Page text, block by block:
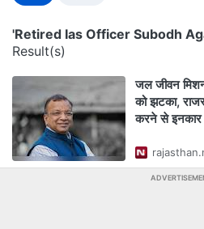
'Retired Ias Officer Subodh
Result(s)
जल जीवन
को झटका,
करने से इनकार